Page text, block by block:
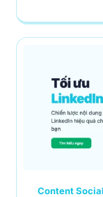
Content Social